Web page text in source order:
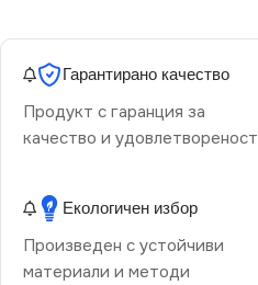
Гарантирано качество
Продукт с гаранция за
качество и удовлетвореност
Екологичен избор
Произведен с устойчиви
материали и методи